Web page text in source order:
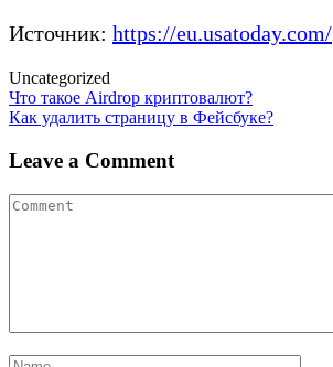
Источник: https://eu.usatoday.com/
Uncategorized
Post
navigation
Что такое Airdrop криптовалют?
Как удалить страницу в Фейсбуке?
Leave a Comment